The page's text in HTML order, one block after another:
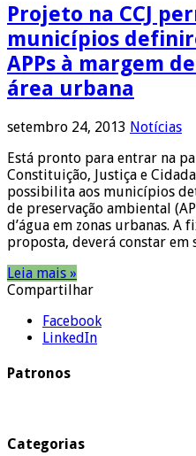
Projeto na CCJ
municípios
APPs à margem
área urbana
setembro 24, 2013 Notícias
Está pronto para entrar na
Constituição, Justiça e
possibilita aos municípios
de preservação ambiental
d’água em zonas urbanas. A
proposta, deverá constar em
Leia mais »
Compartilhar
Facebook
LinkedIn
Patronos
Categorias